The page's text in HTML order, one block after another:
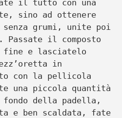
il tutto con una
sino ad ottenere
grumi, unite poi
il composto
fine e lasciatelo
in
con la pellicola
una piccola quantità
della padella,
e ben scaldata, fate